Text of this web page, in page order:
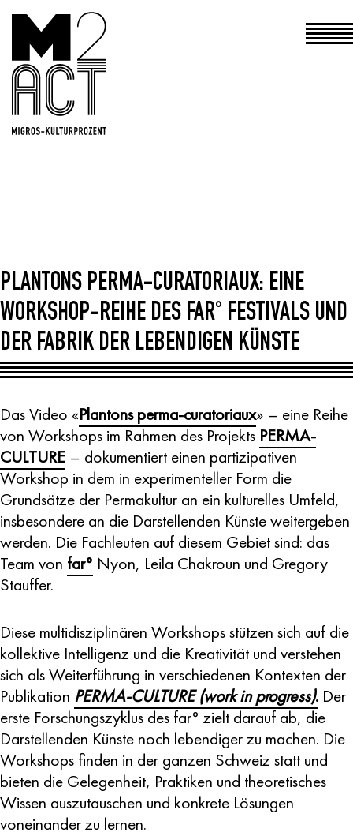
PLANTONS PERMA-CURATORIAUX: EINE
WORKSHOP-REIHE DES FAR° FESTIVALS UND
DER FABRIK DER LEBENDIGEN KÜNSTE
Das Video «Plantons perma-curatoriaux» – eine Reihe
von Workshops im Rahmen des Projekts PERMA-
CULTURE – dokumentiert einen partizipativen
Workshop in dem in experimenteller Form die
Grundsätze der Permakultur an ein kulturelles Umfeld,
insbesondere an die Darstellenden Künste weitergeben
werden. Die Fachleuten auf diesem Gebiet sind: das
Team von far° Nyon, Leila Chakroun und Gregory
Stauffer.
Diese multidisziplinären Workshops stützen sich auf die
kollektive Intelligenz und die Kreativität und verstehen
sich als Weiterführung in verschiedenen Kontexten der
Publikation PERMA-CULTURE (work in progress). Der
erste Forschungszyklus des far° zielt darauf ab, die
Darstellenden Künste noch lebendiger zu machen. Die
Workshops finden in der ganzen Schweiz statt und
bieten die Gelegenheit, Praktiken und theoretisches
Wissen auszutauschen und konkrete Lösungen
voneinander zu lernen.